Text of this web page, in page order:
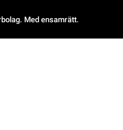
Med ensamrätt.